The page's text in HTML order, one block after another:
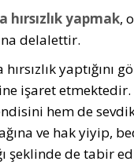
hırsızlık yapmak,
delalettir.
hırsızlık
işaret
hem de
ve hak yiyip,
şeklinde de tabir